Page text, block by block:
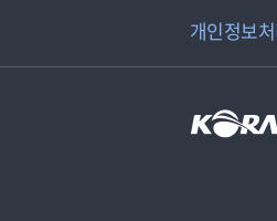
개인정보